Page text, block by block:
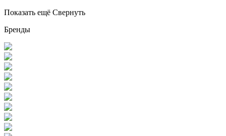
Показать ещё Свернуть
Бренды